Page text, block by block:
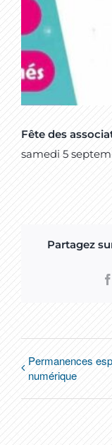
Fête des
samedi 5
Partagez
Permanences
numérique